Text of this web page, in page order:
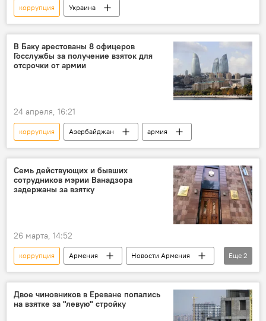
коррупция Украина
В Баку арестованы 8 офицеров
Госслужбы за получение взяток для
отсрочки от армии
24 апреля, 16:21
коррупция Азербайджан армия
Семь действующих и бывших
сотрудников мэрии Ванадзора
задержаны за взятку
26 марта, 14:52
коррупция Армения
Новости Армения
Общество
мэрия
Еще 2
Двое чиновников в Ереване попались
на взятке за "левую" стройку